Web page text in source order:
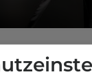
der dvb-